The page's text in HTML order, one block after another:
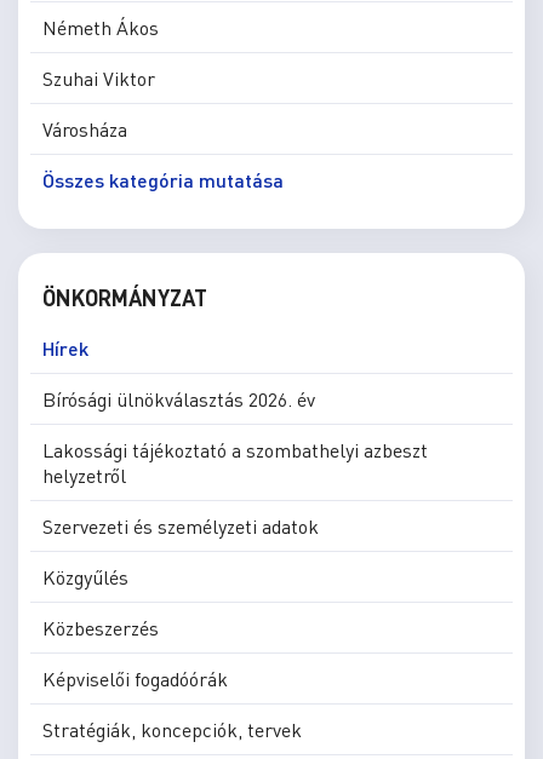
Németh Ákos
Szuhai Viktor
Városháza
Összes kategória mutatása
ÖNKORMÁNYZAT
Hírek
Bírósági ülnökválasztás 2026. év
Lakossági tájékoztató a szombathelyi azbeszt
helyzetről
Szervezeti és személyzeti adatok
Közgyűlés
Közbeszerzés
Képviselői fogadóórák
Stratégiák, koncepciók, tervek